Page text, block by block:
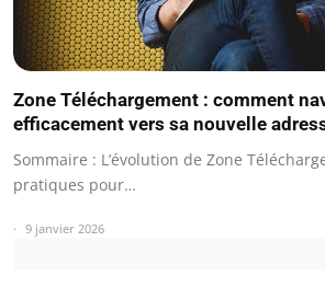
Zone Téléchargement : comment
efficacement vers sa nouvelle
Sommaire : L’évolution de Zone
pratiques pour…
9 janvier 2026